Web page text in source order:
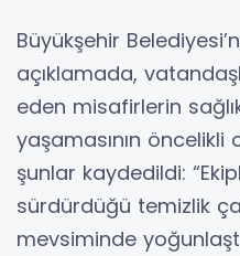
Büyükşehir
açıklamada,
eden misafirlerin
yaşamasının
şunlar kaydedildi:
sürdürdüğü temizlik
mevsiminde